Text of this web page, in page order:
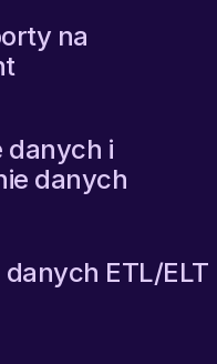
na
danych i
danych
ETL/ELT